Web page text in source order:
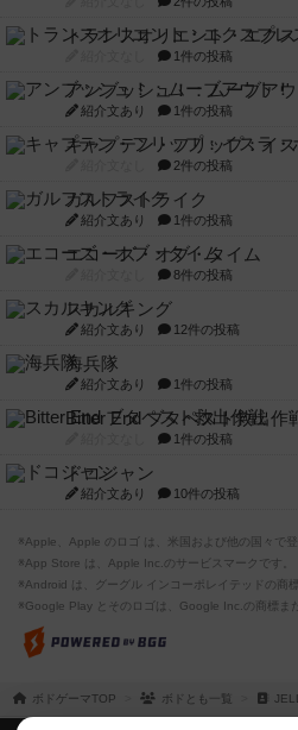
トランスオリエント・エクス
1件の投稿
アンブッシュ！：ムーブアウ
紹介文あり 1件の投稿
キャプテン・フリップ：イ
2件の投稿
ガルフストライク
紹介文あり 1件の投稿
エコーズ・オブ・タイム
8件の投稿
スカルキング
紹介文あり 12件の投稿
海兵隊
紹介文あり 1件の投稿
Bitter End ブタペスト救出作
1件の投稿
ドコジャン
紹介文あり 10件の投稿
※Apple、Apple のロゴ は、米国および他の国々で
※App Store は、Apple Inc.のサービスマークです。
※Android は、グーグル インコーポレイテッドの商
※Google Play とそのロゴは、Google Inc.の商標ま
ボドゲーマTOP ボドとも一覧